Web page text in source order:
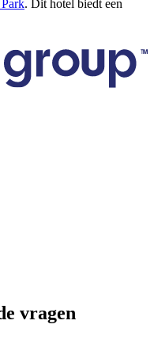
. Dit hotel biedt een
vragen